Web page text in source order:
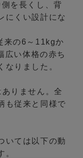
を長くし、背
にくい設計にな
来の6～11kgか
広い体格の赤ち
なりました。
ありません。全
も従来と同様で
いては以下の動
。